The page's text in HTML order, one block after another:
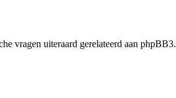
vragen uiteraard gerelateerd aan phpBB3.